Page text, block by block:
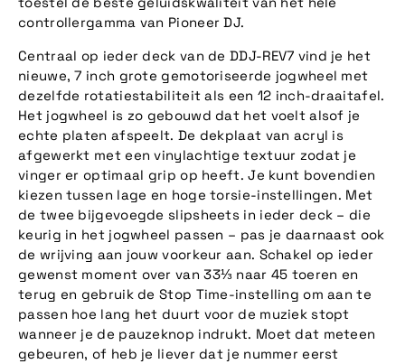
controllergamma van Pioneer DJ.
Centraal op ieder deck van de DDJ-REV7 vind je het
nieuwe, 7 inch grote gemotoriseerde jogwheel met
dezelfde rotatiestabiliteit als een 12 inch-draaitafel.
Het jogwheel is zo gebouwd dat het voelt alsof je
echte platen afspeelt. De dekplaat van acryl is
afgewerkt met een vinylachtige textuur zodat je
vinger er optimaal grip op heeft. Je kunt bovendien
kiezen tussen lage en hoge torsie-instellingen. Met
de twee bijgevoegde slipsheets in ieder deck – die
keurig in het jogwheel passen – pas je daarnaast ook
de wrijving aan jouw voorkeur aan. Schakel op ieder
gewenst moment over van 33⅓ naar 45 toeren en
terug en gebruik de Stop Time-instelling om aan te
passen hoe lang het duurt voor de muziek stopt
wanneer je de pauzeknop indrukt. Moet dat meteen
gebeuren, of heb je liever dat je nummer eerst